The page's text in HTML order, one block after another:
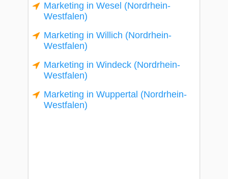
Marketing in Wesel (Nordrhein-
Westfalen)
Marketing in Willich (Nordrhein-
Westfalen)
Marketing in Windeck (Nordrhein-
Westfalen)
Marketing in Wuppertal (Nordrhein-
Westfalen)